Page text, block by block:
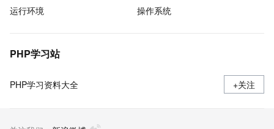
运行环境
操作系统
PHP学习站
PHP学习资料大全 +关注